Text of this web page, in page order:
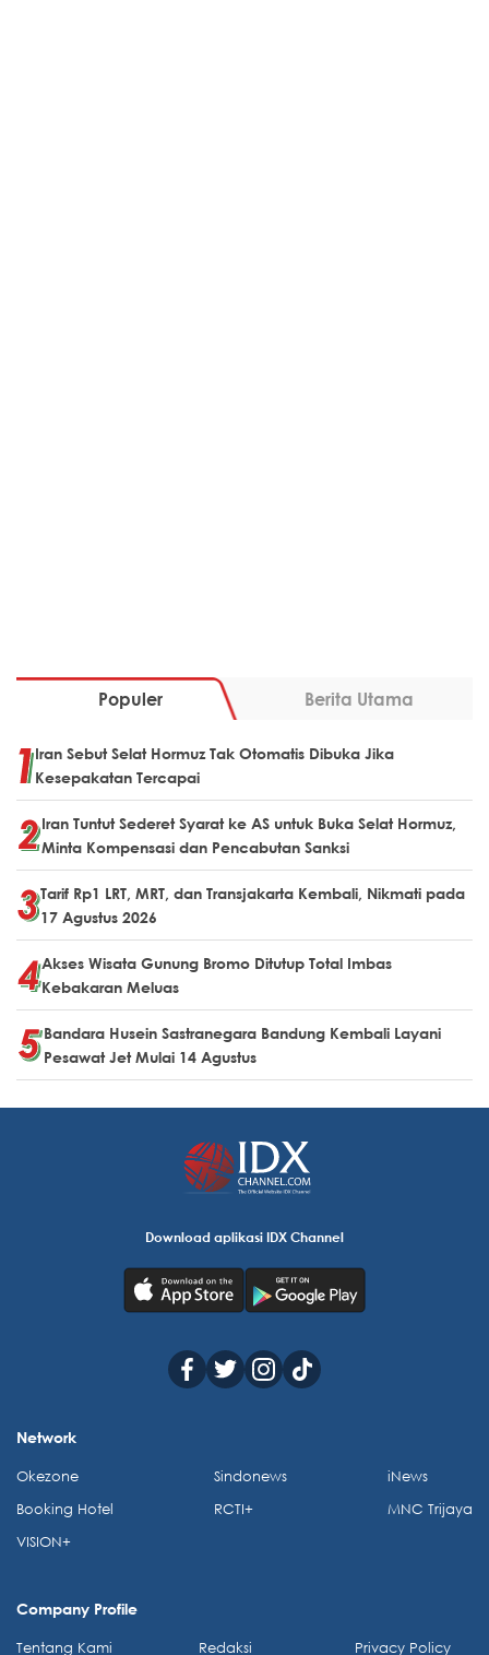
Populer Berita Utama
Iran Sebut Selat Hormuz Tak Otomatis Dibuka Jika
Kesepakatan Tercapai
Iran Tuntut Sederet Syarat ke AS untuk Buka Selat Hormuz,
Minta Kompensasi dan Pencabutan Sanksi
Tarif Rp1 LRT, MRT, dan Transjakarta Kembali, Nikmati pada
17 Agustus 2026
Akses Wisata Gunung Bromo Ditutup Total Imbas
Kebakaran Meluas
Bandara Husein Sastranegara Bandung Kembali Layani
Pesawat Jet Mulai 14 Agustus
Download aplikasi IDX Channel
Network
Okezone
Booking Hotel
VISION+
Sindonews
RCTI+
iNews
MNC Trijaya
Company Profile
Tentang Kami Redaksi Privacy Policy